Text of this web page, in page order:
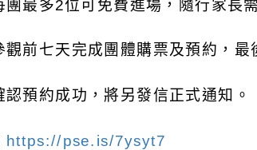
團最多2位可免費進場，隨行家長
觀前七天完成團體購票及預約，最
認預約成功，將另發信正式通知。
https://pse.is/7ysyt7